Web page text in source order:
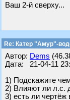
Ваш 2-й сверху...
Re: Катер "Амур"-
Автор: Dems
Дата: 21-04-11
1) Подскажите
2) Влияют ли л.с.
3) есть ли чертёж